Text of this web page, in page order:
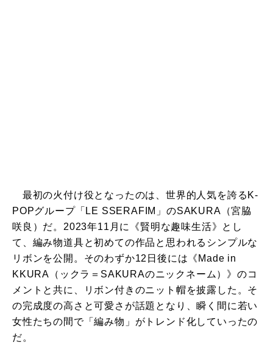
最初の火付け役となったのは、世界的人気を誇るK-
POPグループ「LE SSERAFIM」のSAKURA（宮脇
咲良）だ。2023年11月に《賢明な趣味生活》とし
て、編み物道具と初めての作品と思われるシンプルな
リボンを公開。そのわずか12日後には《Made in
KKURA（ックラ＝SAKURAのニックネーム）》のコ
メントと共に、リボン付きのニット帽を披露した。そ
の完成度の高さと可愛さが話題となり、瞬く間に若い
女性たちの間で「編み物」がトレンド化していったの
だ。